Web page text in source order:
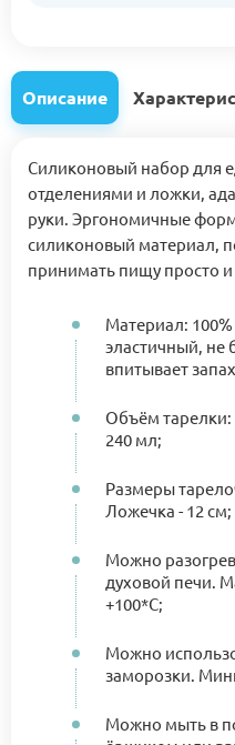
Описание
Силиконовый набор для
отделениями и ложки,
руки. Эргономичные
силиконовый материал,
принимать пищу просто
Материал:
эластичный, не
впитывает
Объём тарелки:
240 мл;
Размеры
Ложечка - 12 см;
Можно
духовой печи.
+100*С;
Можно
заморозки.
Можно мыть в